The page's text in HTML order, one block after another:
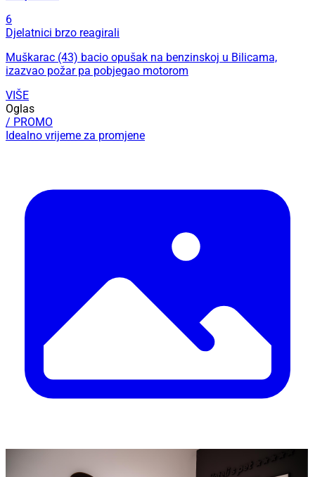
6
Djelatnici brzo reagirali
Muškarac (43) bacio opušak na benzinskoj u Bilicama,
izazvao požar pa pobjegao motorom
VIŠE
Oglas
/ PROMO
Idealno vrijeme za promjene